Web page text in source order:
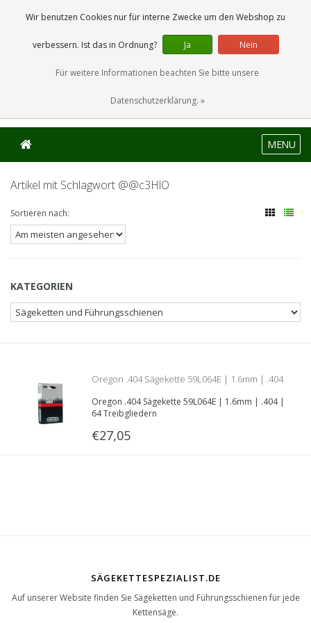
0 Artikel
MENU
Artikel mit Schlagwort @@c3HlO
Sortieren nach:
KATEGORIEN
Oregon .404 Sägekette 59L064E | 1.6mm | .404
| 64 Treibgliedern
Oregon .404 Sägekette 59L064E | 1.6mm | .404 |
64 Treibgliedern
€27,05
SÄGEKETTESPEZIALIST.DE
Auf unserer Website finden Sie Sägeketten und Führungsschienen für jede
Kettensäge.
Wir benutzen Cookies nur für interne Zwecke um den Webshop zu
verbessern. Ist das in Ordnung? Ja Nein
Für weitere Informationen beachten Sie bitte unsere
Datenschutzerklärung. »